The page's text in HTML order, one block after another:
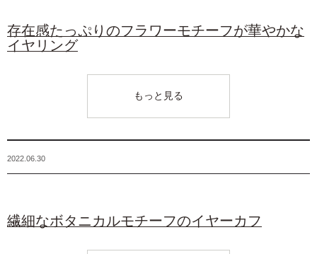
存在感たっぷりのフラワーモチーフが華やかな
イヤリング
もっと見る
2022.06.30
繊細なボタニカルモチーフのイヤーカフ